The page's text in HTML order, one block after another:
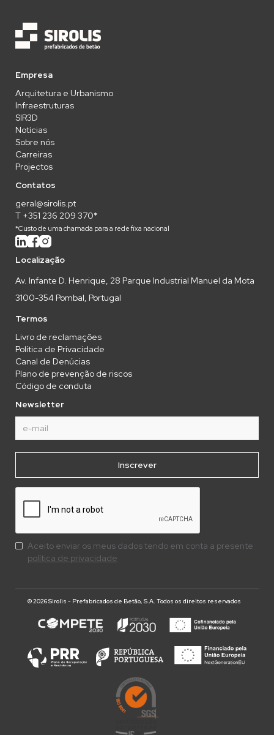
Empresa
Arquitetura e Urbanismo
Infraestruturas
SIR3D
Notícias
Sobre nós
Carreiras
Projectos
Contatos
geral@sirolis.pt
T +351 236 209 370*
*Custo de uma chamada para a rede fixa nacional
Localização
Av. Infante D. Henrique, 28 Parque Industrial Manuel da Mota
3100-354 Pombal, Portugal
Termos
Livro de reclamações
Política de Privacidade
Canal de Denúcias
Plano de prevenção de riscos
Código de conduta
Newsletter
Aceito enviar os meus dados tendo em conta a presente
política de privacidade
© 2026 Sirolis - Prefabricados de Betão, S.A. Todos os direitos reservados